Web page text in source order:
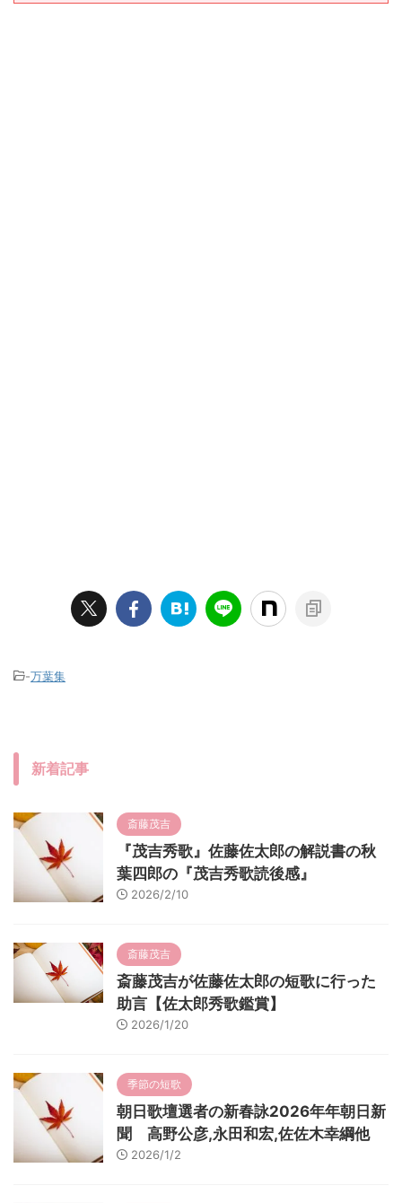
-万葉集
新着記事
斎藤茂吉
『茂吉秀歌』佐藤佐太郎の解説書の秋
葉四郎の『茂吉秀歌読後感』
2026/2/10
斎藤茂吉
斎藤茂吉が佐藤佐太郎の短歌に行った
助言【佐太郎秀歌鑑賞】
2026/1/20
季節の短歌
朝日歌壇選者の新春詠2026年年朝日新
聞 高野公彦,永田和宏,佐佐木幸綱他
2026/1/2